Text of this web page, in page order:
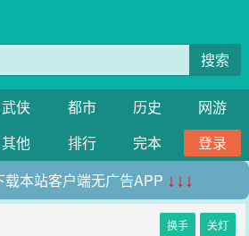
搜索
武侠 都市 历史
网游
其他 排行 完本
登录
本站客户端无广告APP ↓↓↓
换手 关灯